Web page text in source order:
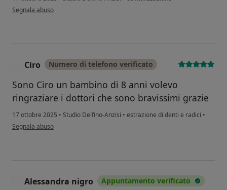
secondo l'opinione dell'utente Esposito Antonio
Segnala abuso
Ciro Numero di telefono verificato
Sono Ciro un bambino di 8 anni volevo
ringraziare i dottori che sono bravissimi grazie
17 ottobre 2025 • Studio Delfino-Anzisi • estrazione di denti e radici •
secondo l'opinione dell'utente Ciro
Segnala abuso
Alessandra nigro Appuntamento verificato